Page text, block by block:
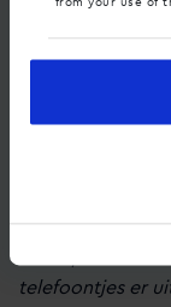
from your use of
Er zijn zo’n 7
verkopen. Zij
telefoontjes er